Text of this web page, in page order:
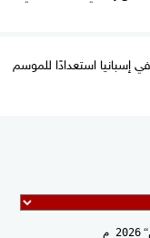
إسبانيا استعدادًا للموسم
2026 م